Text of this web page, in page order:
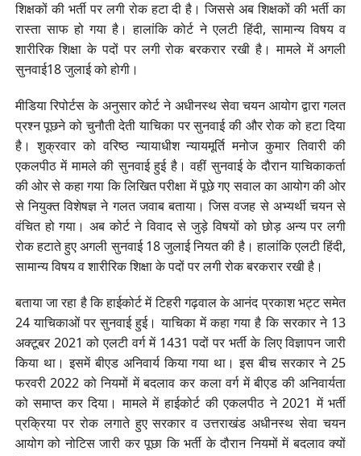
शिक्षकों की भर्ती पर लगी रोक हटा दी है। जिससे अब शिक्षकों की भर्ती का
रास्ता साफ हो गया है। हालांकि कोर्ट ने एलटी हिंदी, सामान्य विषय व
शारीरिक शिक्षा के पदों पर लगी रोक बरकरार रखी है। मामले में अगली
सुनवाई18 जुलाई को होगी।
मीडिया रिपोर्टस के अनुसार कोर्ट ने अधीनस्थ सेवा चयन आयोग द्वारा गलत
प्रश्न पूछने को चुनौती देती याचिका पर सुनवाई की और रोक को हटा दिया
है। शुक्रवार को वरिष्ठ न्यायाधीश न्यायमूर्ति मनोज कुमार तिवारी की
एकलपीठ में मामले की सुनवाई हुई है। वहीं सुनवाई के दौरान याचिकाकर्ता
की ओर से कहा गया कि लिखित परीक्षा में पूछे गए सवाल का आयोग की ओर
से नियुक्त विशेषज्ञ ने गलत जवाब बताया। जिस वजह से अभ्यर्थी चयन से
वंचित हो गया। अब कोर्ट ने विवाद से जुड़े विषयों को छोड़ अन्य पर लगी
रोक हटाते हुए अगली सुनवाई 18 जुलाई नियत की है। हालांकि एलटी हिंदी,
सामान्य विषय व शारीरिक शिक्षा के पदों पर लगी रोक बरकरार रखी है।
बताया जा रहा है कि हाईकोर्ट में टिहरी गढ़वाल के आनंद प्रकाश भट्ट समेत
24 याचिकाओं पर सुनवाई हुई। याचिका में कहा गया है कि सरकार ने 13
अक्टूबर 2021 को एलटी वर्ग में 1431 पदों पर भर्ती के लिए विज्ञापन जारी
किया था। इसमें बीएड अनिवार्य किया गया था। इस बीच सरकार ने 25
फरवरी 2022 को नियमों में बदलाव कर कला वर्ग में बीएड की अनिवार्यता
को समाप्त कर दिया। मामले में हाईकोर्ट की एकलपीठ ने 2021 में भर्ती
प्रक्रिया पर रोक लगाते हुए सरकार व उत्तराखंड अधीनस्थ सेवा चयन
आयोग को नोटिस जारी कर पूछा कि भर्ती के दौरान नियमों में बदलाव क्यों